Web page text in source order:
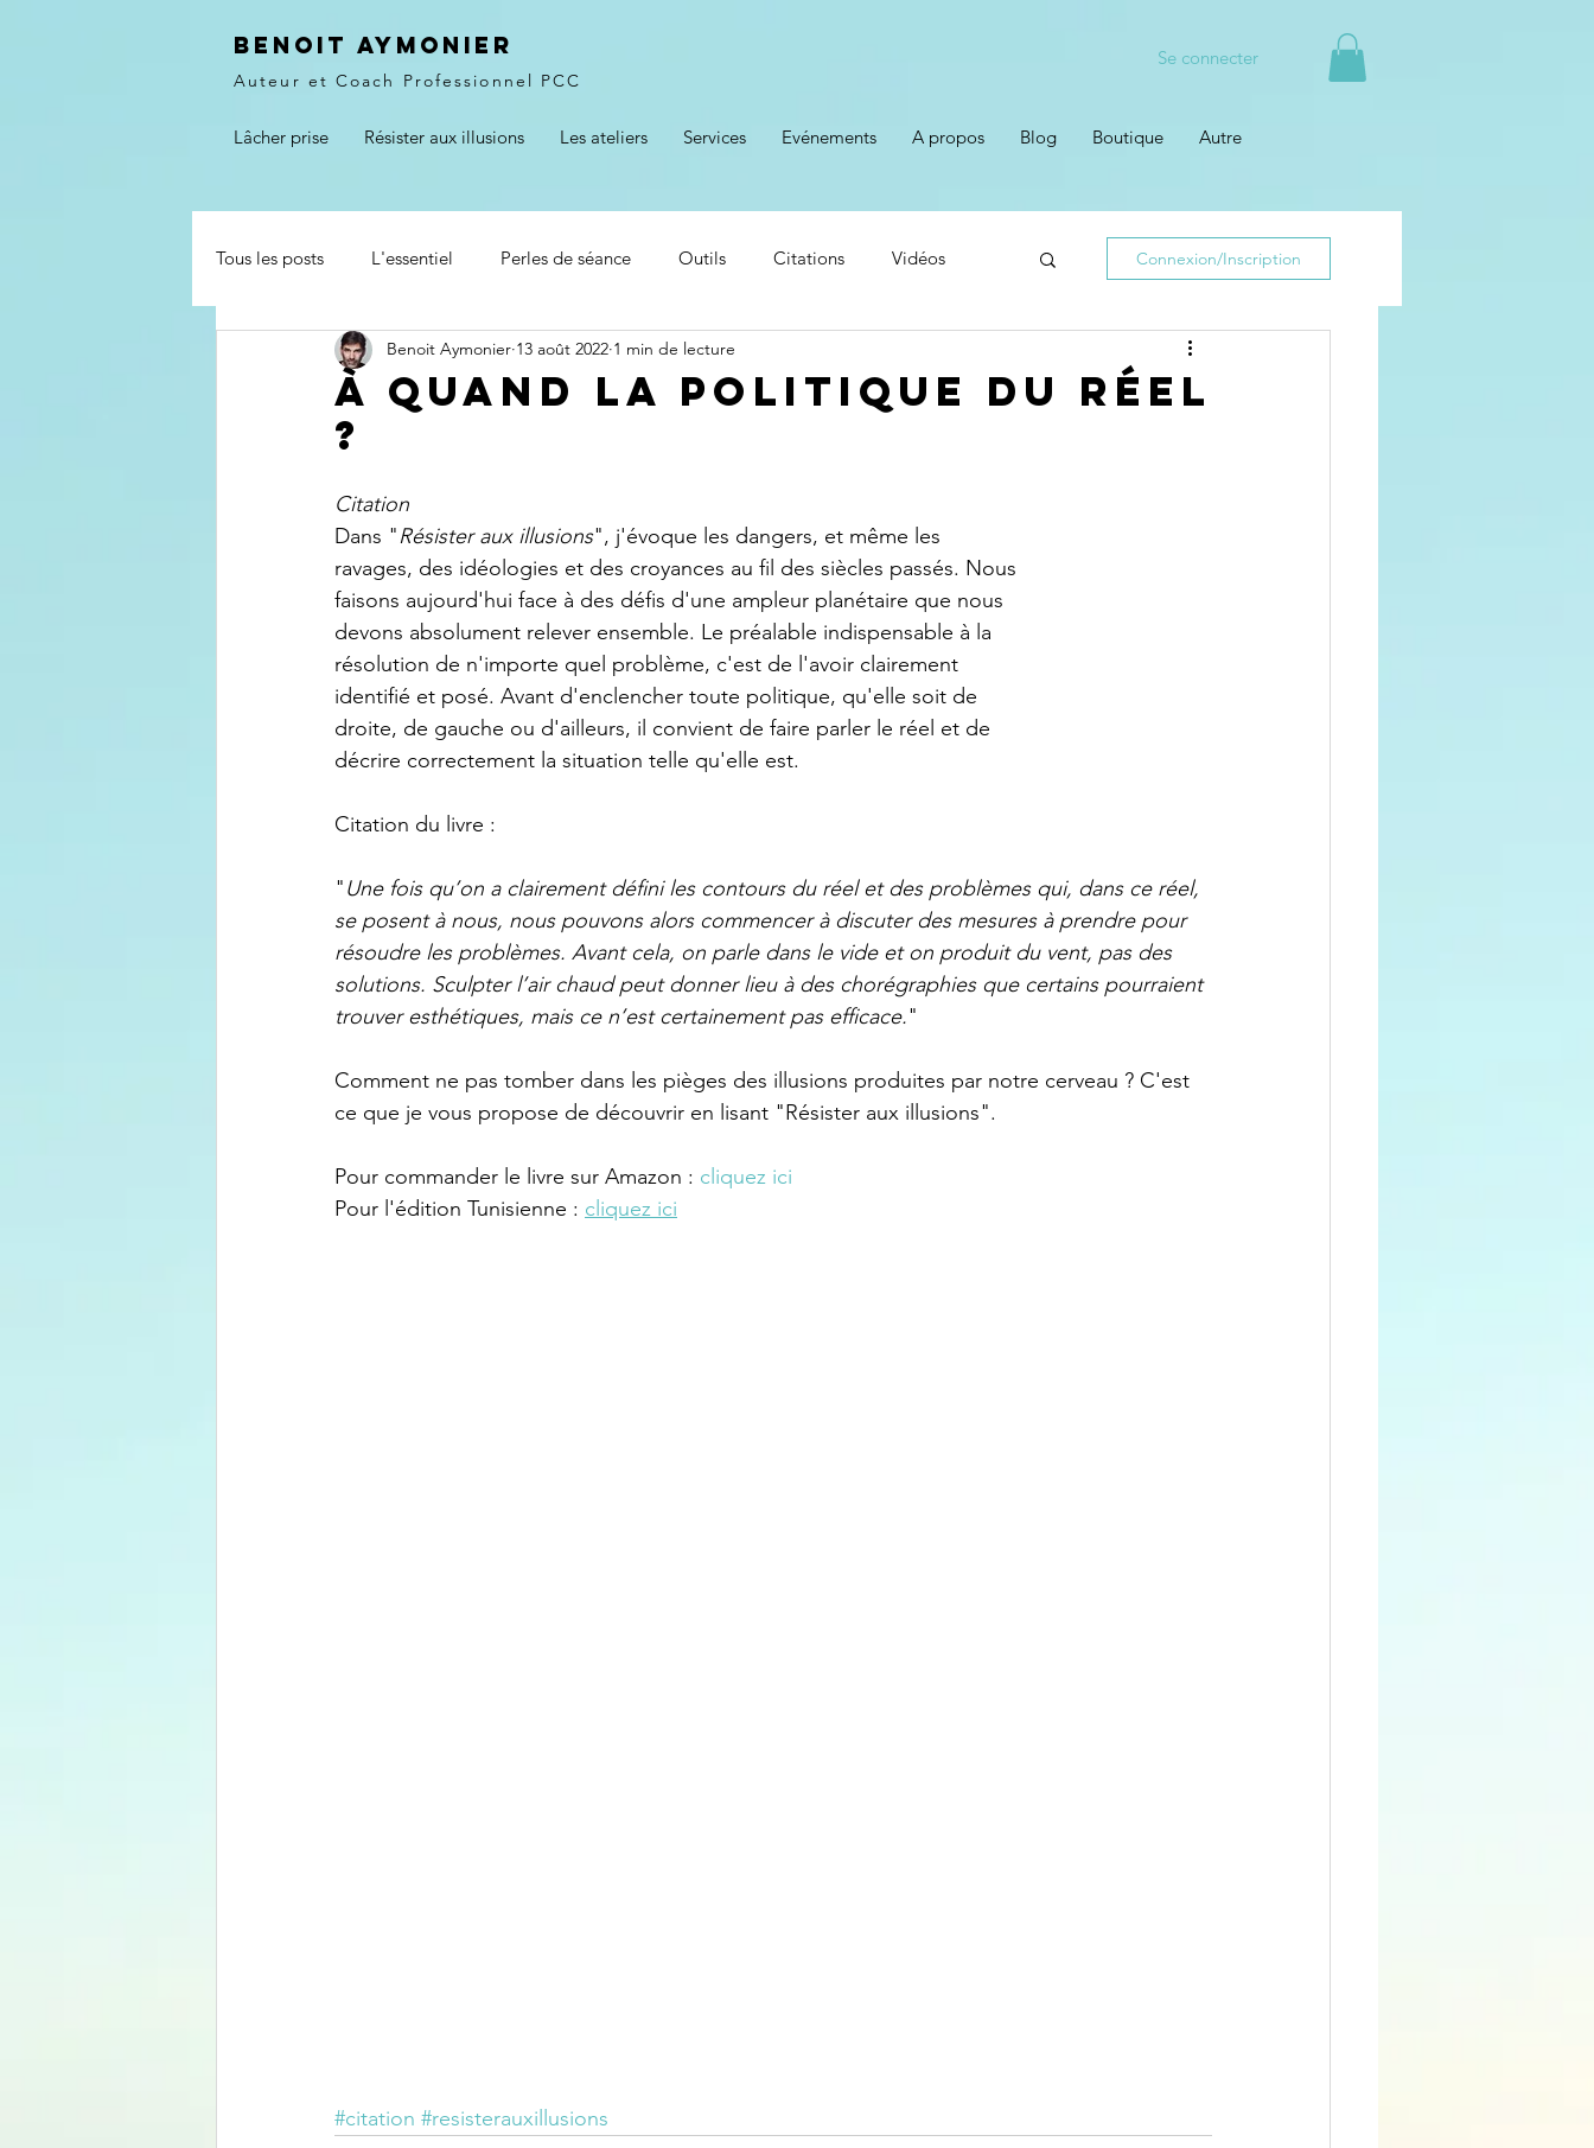
Benoit Aymonier
Auteur et Coach Professionnel PCC
Se connecter
Lâcher prise Résister aux illusions Les ateliers Services Evénements A propos Blog Boutique Autre
Tous les posts L'essentiel Perles de séance Outils Citations Vidéos
Question - Réponse Articles Changement Lâcher prise
Connexion/Inscription
à quand la politique du réel
?
Benoit Aymonier 13 août 2022 1 min de lecture
Citation
Dans "Résister aux illusions", j'évoque les dangers, et même les
ravages, des idéologies et des croyances au fil des siècles passés. Nous
faisons aujourd'hui face à des défis d'une ampleur planétaire que nous
devons absolument relever ensemble. Le préalable indispensable à la
résolution de n'importe quel problème, c'est de l'avoir clairement
identifié et posé. Avant d'enclencher toute politique, qu'elle soit de
droite, de gauche ou d'ailleurs, il convient de faire parler le réel et de
décrire correctement la situation telle qu'elle est.
Citation du livre :
"Une fois qu’on a clairement défini les contours du réel et des problèmes qui, dans ce réel,
se posent à nous, nous pouvons alors commencer à discuter des mesures à prendre pour
résoudre les problèmes. Avant cela, on parle dans le vide et on produit du vent, pas des
solutions. Sculpter l’air chaud peut donner lieu à des chorégraphies que certains pourraient
trouver esthétiques, mais ce n’est certainement pas efficace."
Comment ne pas tomber dans les pièges des illusions produites par notre cerveau ? C'est
ce que je vous propose de découvrir en lisant "Résister aux illusions".
Pour commander le livre sur Amazon : cliquez ici
Pour l'édition Tunisienne : cliquez ici
#citation #resisterauxillusions